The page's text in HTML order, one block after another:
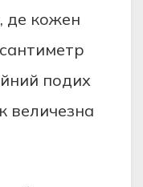
де кожен
сантиметр
подих
величезна